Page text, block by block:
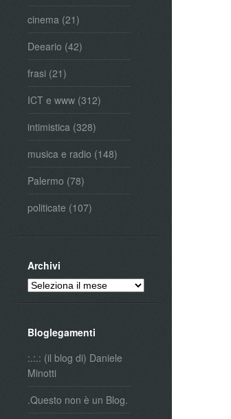
cinema (21)
Deeario (42)
frasi (21)
ICT e www (312)
intimistica (328)
musica e radio (148)
Palermo (78)
politicate (107)
Archivi
Archivi
Bloglegamenti
:.:.: (il blog di) Daniele
Minotti
.Questo non è un Blog.